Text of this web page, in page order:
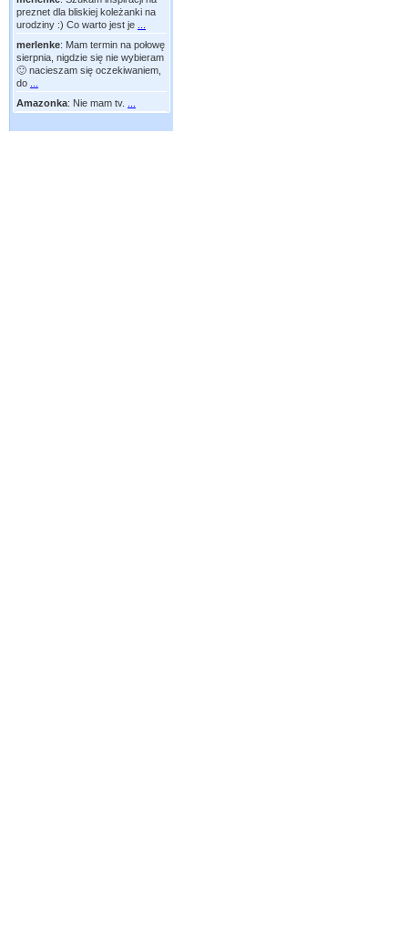
preznet dla bliskiej koleżanki na
urodziny :) Co warto jest je
merlenke: Mam termin na połowę
sierpnia, nigdzie się nie wybieram
🙂 nacieszam się oczekiwaniem,
do
Amazonka: Nie mam tv.